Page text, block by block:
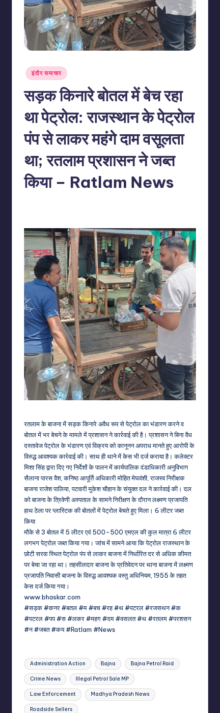
Posted
in
इंदौर समाचार
सड़क किनारे बोतल में बेच रहा
था पेट्रोल: राजस्थान के पेट्रोल
पंप से लाकर महंगे दाम वसूलता
था; रतलाम प्रशासन ने जब्त
किया – Ratlam News
रतलाम के बाजना में सड़क किनारे अवैध रूप से पेट्रोल का भंडारण करने व
बोतल में भर बेचने के मामले में प्रशासन ने कार्रवाई की है। प्रशासन ने बिना वैध
दस्तावेज पेट्रोल के भंडारण एवं विक्रय को कानूनन अपराध मानते हुए आरोपी के
विरुद्ध आवश्यक कार्रवाई की। साथ ही थाने में केस भी दर्ज कराया है। कलेक्टर
मिशा सिंह द्वारा दिए गए निर्देशों के पालन में कार्यपालिक दंडाधिकारी अनुविभाग
सैलाना पारस वैश, कनिष्ठ आपूर्ति अधिकारी मोहित मेघवंशी, राजस्व निरीक्षक
बाजना राजेश पालिया, पटवारी मुकेश चौहान के संयुक्त दल ने कार्रवाई की। दल
को बाजना के त्रिवेणी अस्पताल के सामने निरीक्षण के दौरान लक्ष्मण प्रजापति
हाथ ठेला पर प्लास्टिक की बोतलों में पेट्रोल बेचते हुए मिला। 6 लीटर जब्त
किया
मौके से 3 बोतल में 5 लीटर एवं 500-500 एमएल की कुल मात्रा 6 लीटर
लगभग पेट्रोल जब्त किया गया। जांच में सामने आया कि पेट्रोल राजस्थान के
छोटी सरवा स्थित पेट्रोल पंप से लाकर बाजना में निर्धारित दर से अधिक कीमत
पर बेचा जा रहा था। तहसीलदार बाजना के प्रतिवेदन पर थाना बाजना में लक्ष्मण
प्रजापति निवासी बाजना के विरुद्ध आवश्यक वस्तु अधिनियम, 1955 के तहत
केस दर्ज किया गया।
www.bhaskar.com
#सड़क #कनर #बतल #म #बच #रह #थ #पटरल #रजसथन #क
#पटरल #पप #स #लकर #महग #दम #वसलत #थ #रतलम #परशसन
#न #जबत #कय #Ratlam #News
Tags:
Administration Action Bajna Bajna Petrol Raid
Crime News Illegal Petrol Sale MP
Law Enforcement Madhya Pradesh News
Roadside Sellers